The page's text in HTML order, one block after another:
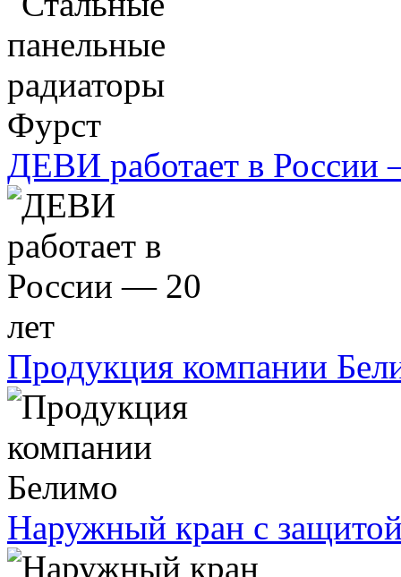
ДЕВИ работает в России
Продукция компании
Наружный кран с